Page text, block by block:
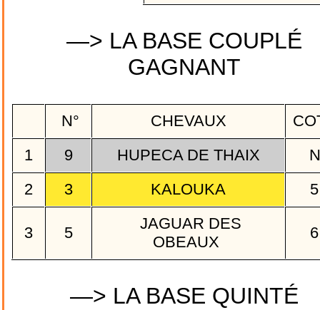
—> LA BASE COUPLÉ
GAGNANT
N° CHEVAUX
1
9 HUPECA DE THAIX
2
3 KALOUKA
3 5
JAGUAR DES
OBEAUX
—> LA BASE QUINTÉ